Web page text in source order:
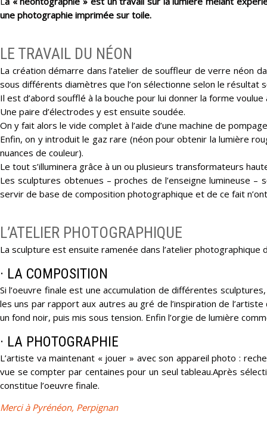
une photographie imprimée sur toile.
LE TRAVAIL DU NÉON
La création démarre dans l’atelier de souffleur de verre néon
sous différents diamètres que l’on sélectionne selon le résultat
Il est d’abord soufflé à la bouche pour lui donner la forme voulue
Une paire d’électrodes y est ensuite soudée.
On y fait alors le vide complet à l’aide d’une machine de
Enfin, on y introduit le gaz rare (néon pour obtenir la lumière
nuances de couleur).
Le tout s’illuminera grâce à un ou plusieurs transformateurs
Les sculptures obtenues – proches de l’enseigne lumineuse
servir de base de composition photographique et de ce fait
L’ATELIER PHOTOGRAPHIQUE
La sculpture est ensuite ramenée dans l’atelier photographique
· LA COMPOSITION
Si l’oeuvre finale est une accumulation de différentes
les uns par rapport aux autres au gré de l’inspiration de
un fond noir, puis mis sous tension. Enfin l’orgie de lumière
· LA PHOTOGRAPHIE
L’artiste va maintenant « jouer » avec son appareil photo :
vue se compter par centaines pour un seul tableau.Après
constitue l’oeuvre finale.
Merci à Pyrénéon, Perpignan